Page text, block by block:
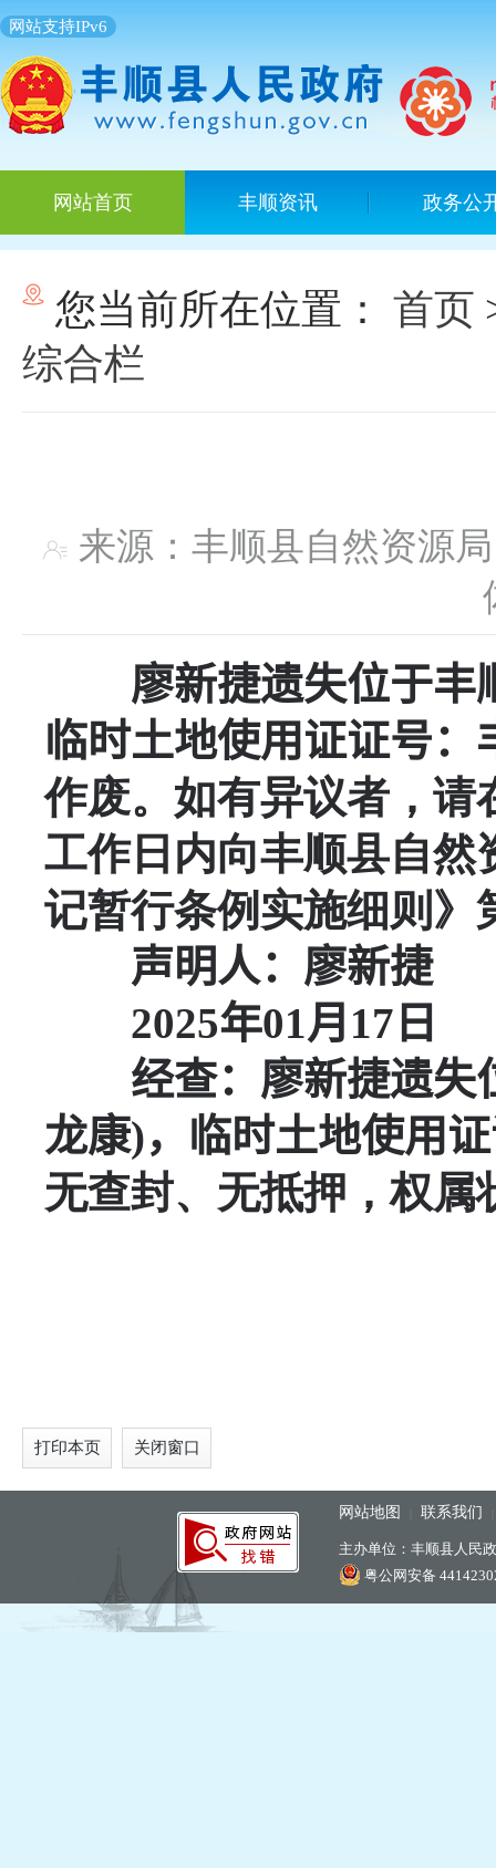
网站支持IPv6
网站首页 丰顺资讯 政务公
您当前所在位置： 首页
综合栏
来源：丰顺县自然
廖新捷遗失位于丰
临时土地使用证证号：
作废。如有异议者，请
工作日内向丰顺县自然
记暂行条例实施细则》
声明人： 廖新捷
2025年01月 17 日
经查： 廖新捷遗失
龙康)，临时土地使用
无查封、无抵押，权属
打印本页 关闭窗口
网站地图 联系我们
主办单位：丰顺县人民
粤公网安备